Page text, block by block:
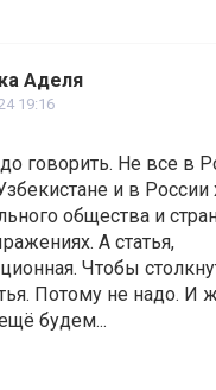
Аделя
19:16
говорить. Не все в
и в России
общества и
А статья,
Чтобы
Потому не надо. И
будем...